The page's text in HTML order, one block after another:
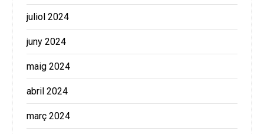
juliol 2024
juny 2024
maig 2024
abril 2024
març 2024